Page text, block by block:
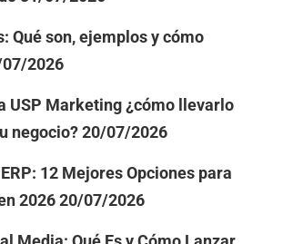
Qué son, ejemplos y cómo
2026
USP Marketing ¿cómo llevarlo
negocio?20/07/2026
12 Mejores Opciones para
202620/07/2026